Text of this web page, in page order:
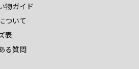
物ガイド
ついて
表
る質問